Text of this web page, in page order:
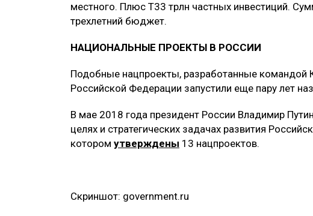
местного. Плюс Т33 трлн частных инвестиций.
трехлетний бюджет.
НАЦИОНАЛЬНЫЕ ПРОЕКТЫ В РОССИИ
Подобные нацпроекты, разработанные командой
Российской Федерации запустили еще пару лет
В мае 2018 года президент России Владимир
целях и стратегических задачах развития
котором утверждены 13 нацпроектов.
Скриншот: government.ru